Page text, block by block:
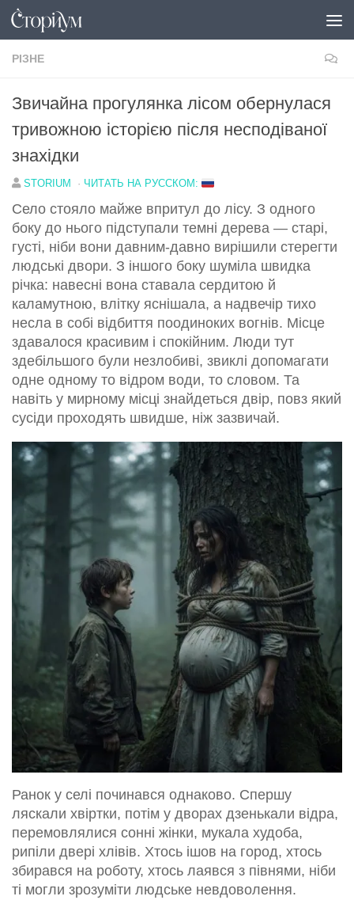
Перейти до вмісту
РІЗНЕ
Звичайна прогулянка лісом обернулася
тривожною історією після несподіваної
знахідки
STORIUM · ЧИТАТЬ НА РУССКОМ:
Село стояло майже впритул до лісу. З одного
боку до нього підступали темні дерева — старі,
густі, ніби вони давним-давно вирішили стерегти
людські двори. З іншого боку шуміла швидка
річка: навесні вона ставала сердитою й
каламутною, влітку яснішала, а надвечір тихо
несла в собі відбиття поодиноких вогнів. Місце
здавалося красивим і спокійним. Люди тут
здебільшого були незлобиві, звиклі допомагати
одне одному то відром води, то словом. Та
навіть у мирному місці знайдеться двір, повз який
сусіди проходять швидше, ніж зазвичай.
Ранок у селі починався однаково. Спершу
ляскали хвіртки, потім у дворах дзенькали відра,
перемовлялися сонні жінки, мукала худоба,
рипіли двері хлівів. Хтось ішов на город, хтось
збирався на роботу, хтось лаявся з півнями, ніби
ті могли зрозуміти людське невдоволення.